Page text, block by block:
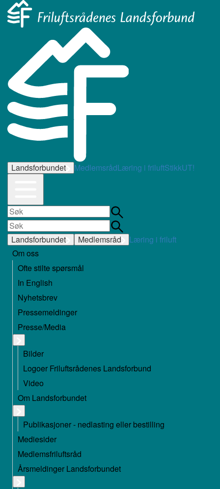
Landsforbundet MedlemsrådLæring i friluftStikkUT!
Landsforbundet Medlemsråd
Læring i friluft
Om oss
Ofte stilte spørsmål
In English
Nyhetsbrev
Pressemeldinger
Presse/Media
Bilder
Logoer Friluftsrådenes Landsforbund
Video
Om Landsforbundet
Publikasjoner - nedlasting eller bestilling
Mediesider
Medlemsfriluftsråd
Årsmeldinger Landsforbundet